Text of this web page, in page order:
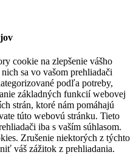
cookie na zlepšenie vášho
sa vo vašom prehliadači
podľa potreby,
základných funkcií webovej
strán, ktoré nám pomáhajú
túto webovú stránku. Tieto
iba s vaším súhlasom.
Zrušenie niektorých z týchto
váš zážitok z prehliadania.